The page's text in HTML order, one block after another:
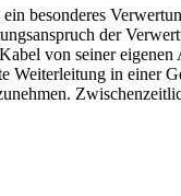
besonderes
der
von seiner
in einer